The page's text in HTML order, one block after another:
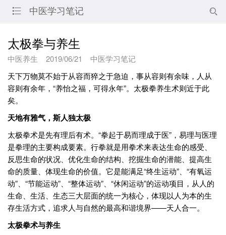
 中医学习笔记 
太极拳与养生
中医养生 2019/06/21
中医学习笔记
天下万物莫不始于从容而猝之于急迫，事从容则有余味，人从
容则有余年，“养怡之福，可得永年”。太极拳养生术则近于此
矣。
天地有雅气，斯人独太极
太极拳术是先有理后有术。“拳起于易而理成于医”，易理与医理
是拳理的主要构成要素。行拳就是用拳术来表达生命的感受、
反思生命的状况、优化生命的结构、挖掘生命的潜能、提高生
命的质量、体现生命的价值。它是能满足“终生运动”、“有氧运
动”、“节能运动”、“整体运动”、“休闲运动”的运动项目，从人的
生命、生活、生态三大层面的统一为核心，体现以人为本的生
存生活方式，追求人与自然的最高和谐境界——天人合一。
太极拳术与养生